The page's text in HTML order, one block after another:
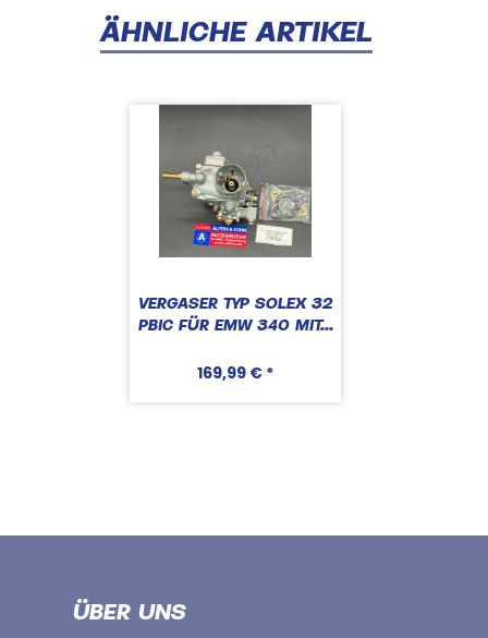
ÄHNLICHE ARTIKEL
VERGASER TYP SOLEX 32
PBIC FÜR EMW 340 MIT...
169,99 € *
ÜBER UNS